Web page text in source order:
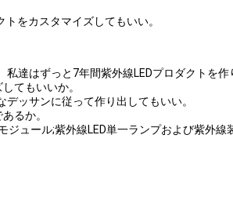
をカスタマイズしてもいい。
私達はずっと7年間紫外線LEDプロダクトを
てもいいか。
ッサンに従って作り出してもいい。
るか。
ジュール;紫外線LED単一ランプおよび紫外線